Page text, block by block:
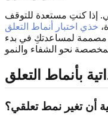
إذا كنتِ مستعدة للتوقف
خذي اختبار أنماط التعلق
مصممة لمساعدتكِ في بدء
بأنماط التعلق
أن تغير نمط تعلقي؟